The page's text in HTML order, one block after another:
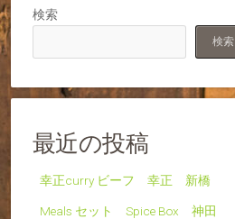
検索
検索
最近の投稿
幸正curry ビーフ 幸正 新橋
Meals セット Spice Box 神田